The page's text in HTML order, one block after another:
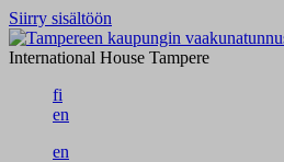
Siirry sisältöön
International House Tampere
fi
en
en